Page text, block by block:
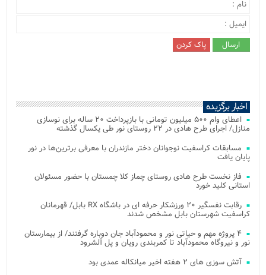
اخبار برگزیده
اعطای وام ۵۰۰ میلیون تومانی با بازپرداخت ۲۰ ساله برای نوسازی
منازل/ اجرای طرح هادی در ۲۲ روستای نور طی یکسال گذشته
مسابقات کراسفیت نوجوانان دختر مازندران با معرفی برترین‌ها در نور
پایان یافت
فاز نخست طرح هادی روستای چماز کلا چمستان با حضور مسئولان
استانی کلید خورد
رقابت نفسگیر ۲۰ ورزشکار حرفه ای در باشگاه RX بابل/ قهرمانان
کراسفیت شهرستان بابل مشخص شدند
۴ پروژه مهم و حیاتی نور و محمودآباد جان دوباره گرفتند/ از بیمارستان
نور و نیروگاه محمودآباد تا کمربندی رویان و پل آلشرود
آتش‌ سوزی‌ های ۲ هفته اخیر میانکاله عمدی بود